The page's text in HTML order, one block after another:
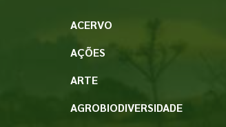
ACERVO
AÇÕES
ARTE
AGROBIODIVERSIDADE